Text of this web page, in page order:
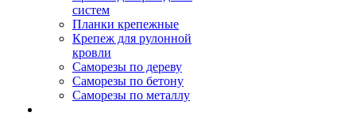
систем
Планки крепежные
Крепеж для рулонной
кровли
Саморезы по дереву
Саморезы по бетону
Саморезы по металлу